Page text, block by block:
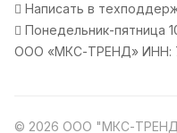
Написать в
Понедельник-пятница
ООО «МКС-ТРЕНД» ИНН:
© 2026 ООО "МКС-